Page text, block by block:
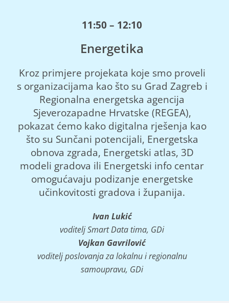
11:50 – 12:10
Energetika
Kroz primjere projekata koje smo proveli
s organizacijama kao što su Grad Zagreb i
Regionalna energetska agencija
Sjeverozapadne Hrvatske (REGEA),
pokazat ćemo kako digitalna rješenja kao
što su Sunčani potencijali, Energetska
obnova zgrada, Energetski atlas, 3D
modeli gradova ili Energetski info centar
omogućavaju podizanje energetske
učinkovitosti gradova i županija.
Ivan Lukić
voditelj Smart Data tima, GDi
Vojkan Gavrilović
voditelj poslovanja za lokalnu i regionalnu
samoupravu, GDi